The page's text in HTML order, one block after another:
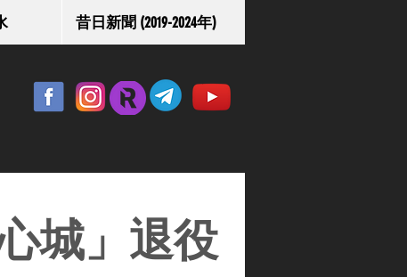
昔日新聞 (2019-2024年)
城」退役